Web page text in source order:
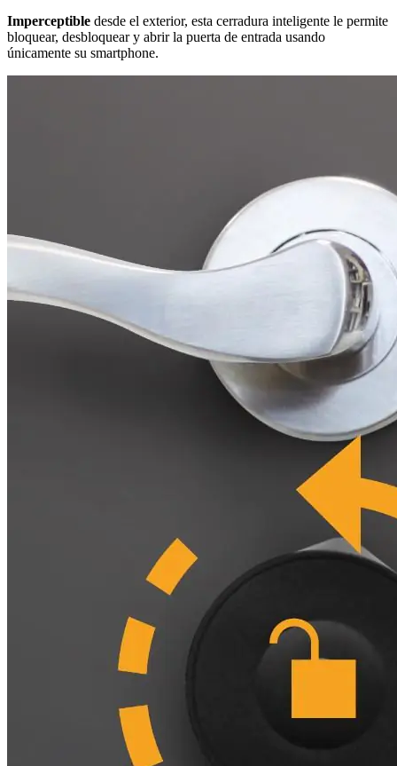
Imperceptible desde el exterior, esta cerradura inteligente le permite
bloquear, desbloquear y abrir la puerta de entrada usando
únicamente su smartphone.